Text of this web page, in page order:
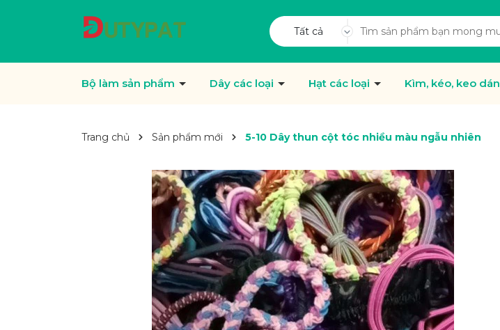
Tất cả
Bộ làm sản phẩm Dây các loại Hạt các loại Kìm, kéo, keo dán
Trang chủ Sản phẩm mới 5-10 Dây thun cột tóc nhiều màu ngẫu nhiên